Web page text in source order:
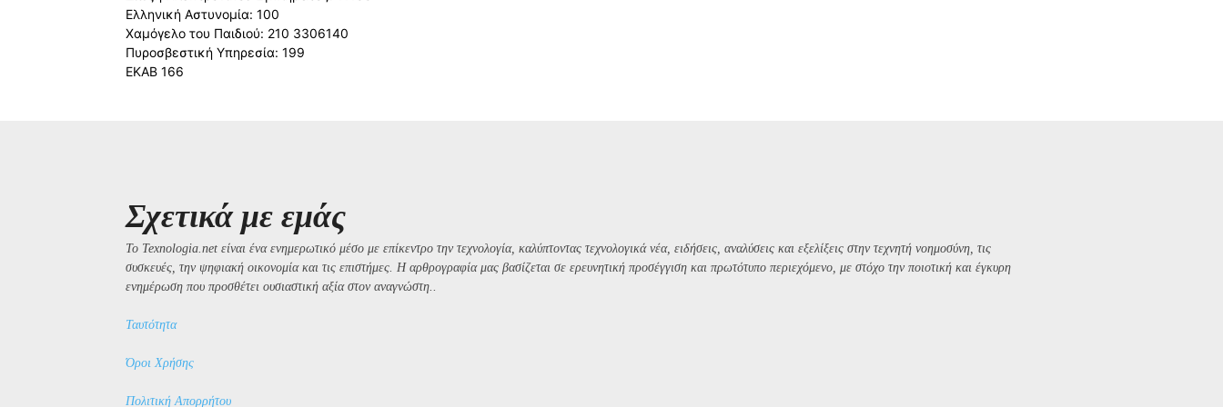
Ελληνική Αστυνομία: 100
Χαμόγελο του Παιδιού: 210 3306140
Πυροσβεστική Υπηρεσία: 199
ΕΚΑΒ 166
Σχετικά με εμάς
Το Texnologia.net είναι ένα ενημερωτικό μέσο με επίκεντρο την τεχνολογία, καλύπτοντας τεχνολογικά νέα, ειδήσεις, αναλύσεις και εξελίξεις στην τεχνητή νοημοσύνη, τις
συσκευές, την ψηφιακή οικονομία και τις επιστήμες. Η αρθρογραφία μας βασίζεται σε ερευνητική προσέγγιση και πρωτότυπο περιεχόμενο, με στόχο την ποιοτική και έγκυρη
ενημέρωση που προσθέτει ουσιαστική αξία στον αναγνώστη..
Ταυτότητα
Όροι Χρήσης
Πολιτική Απορρήτου